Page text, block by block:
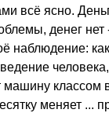
всё ясно.
денег нет
наблюдение:
человека,
машину классом
меняет ...